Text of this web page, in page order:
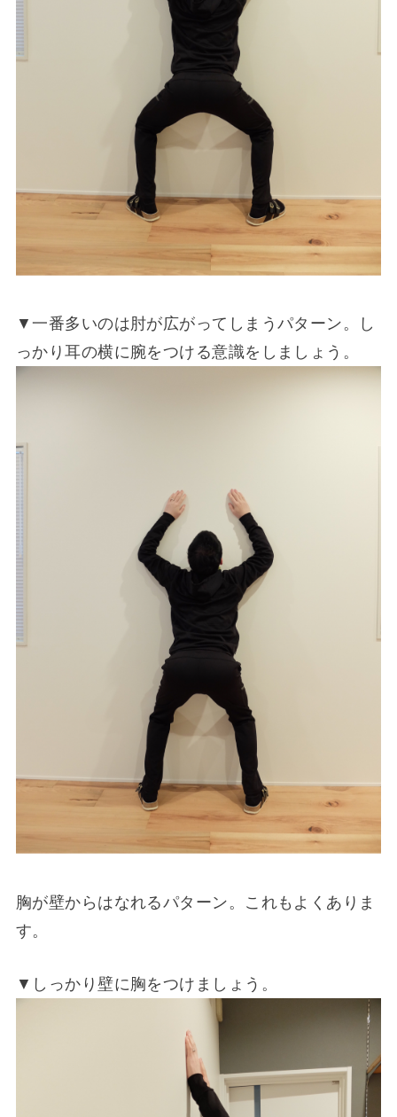
▼一番多いのは肘が広がってしまうパターン。し
っかり耳の横に腕をつける意識をしましょう。
胸が壁からはなれるパターン。これもよくありま
す。
▼しっかり壁に胸をつけましょう。